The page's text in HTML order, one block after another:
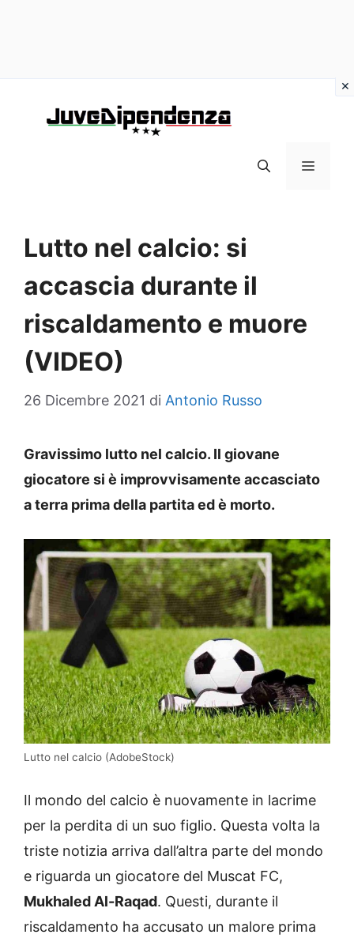
MENU
Lutto nel calcio: si
accascia durante il
riscaldamento e muore
(VIDEO)
26 Dicembre 2021 di Antonio Russo
Gravissimo lutto nel calcio. Il giovane
giocatore si è improvvisamente accasciato
a terra prima della partita ed è morto.
Lutto nel calcio (AdobeStock)
Il mondo del calcio è nuovamente in lacrime
per la perdita di un suo figlio. Questa volta la
triste notizia arriva dall’altra parte del mondo
e riguarda un giocatore del Muscat FC,
Mukhaled Al-Raqad. Questi, durante il
riscaldamento ha accusato un malore prima